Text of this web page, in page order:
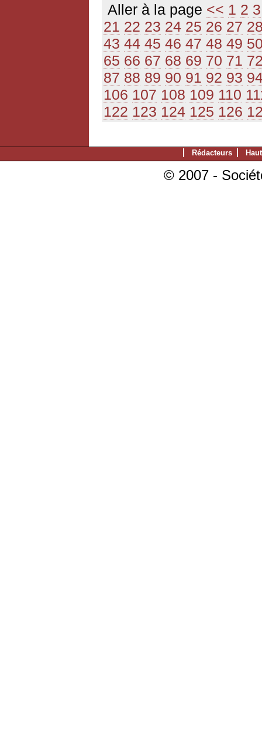
Aller à la page << 1 2 3
21 22 23 24 25 26 27
43 44 45 46 47 48 49
65 66 67 68 69 70 71
87 88 89 90 91 92 93
106 107 108 109 110
122 123 124 125 126
Rédacteurs
© 2007 -